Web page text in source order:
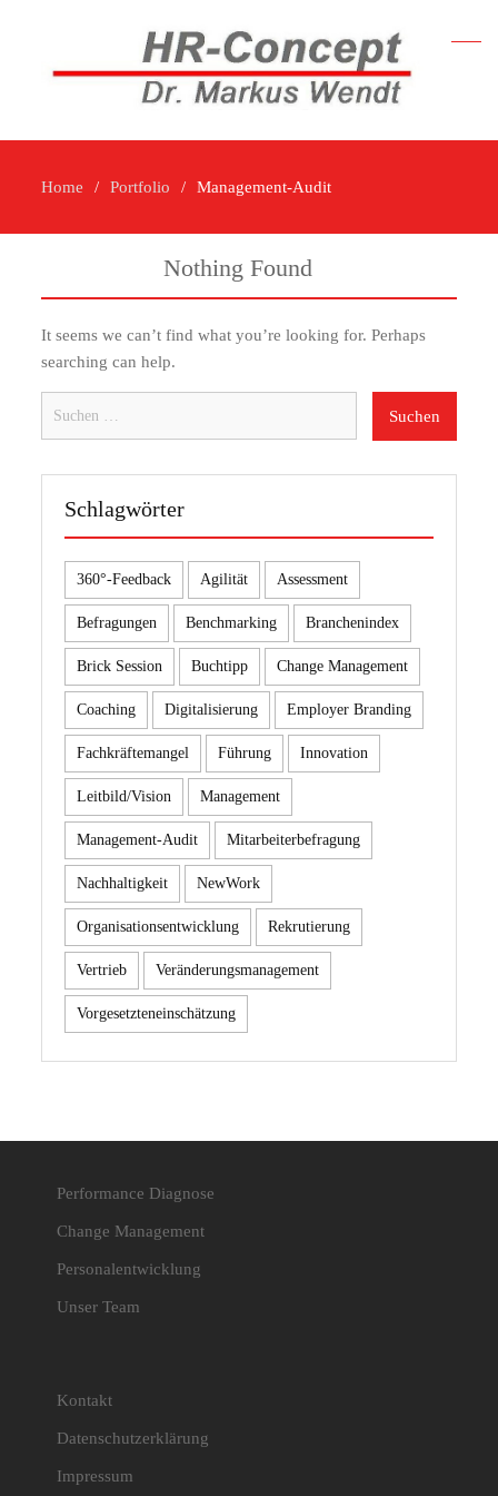
Home Portfolio Management-Audit
Nothing Found
It seems we can’t find what you’re looking for. Perhaps
searching can help.
Schlagwörter
360°-Feedback Agilität Assessment
Befragungen Benchmarking Branchenindex
Brick Session Buchtipp Change Management
Coaching Digitalisierung Employer Branding
Fachkräftemangel Führung Innovation
Leitbild/Vision Management
Management-Audit Mitarbeiterbefragung
Nachhaltigkeit NewWork
Organisationsentwicklung Rekrutierung
Vertrieb Veränderungsmanagement
Vorgesetzteneinschätzung
Performance Diagnose
Change Management
Personalentwicklung
Unser Team
Kontakt
Datenschutzerklärung
Impressum